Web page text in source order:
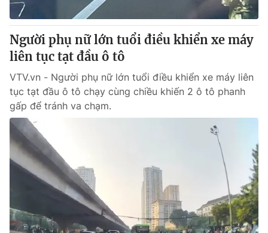
Người phụ nữ lớn tuổi điều khiển xe máy
liên tục tạt đầu ô tô
VTV.vn - Người phụ nữ lớn tuổi điều khiển xe máy liên
tục tạt đầu ô tô chạy cùng chiều khiến 2 ô tô phanh
gấp để tránh va chạm.